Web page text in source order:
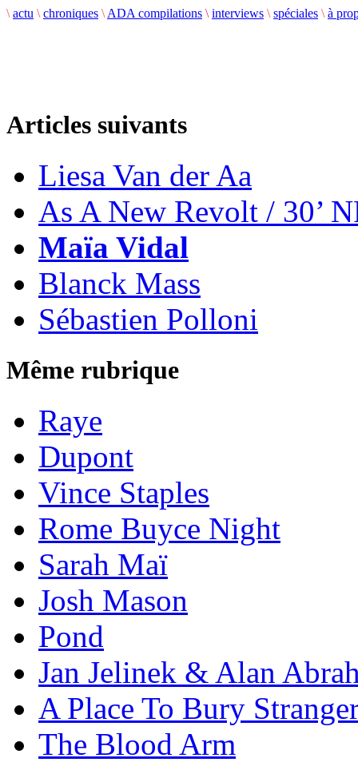
\ actu \ chroniques \ ADA compilations \ interviews \ spéciales \ à
Articles suivants
Liesa Van der Aa
As A New Revolt / 30’
Maïa Vidal
Blanck Mass
Sébastien Polloni
Même rubrique
Raye
Dupont
Vince Staples
Rome Buyce Night
Sarah Maï
Josh Mason
Pond
Jan Jelinek & Alan
A Place To Bury
The Blood Arm